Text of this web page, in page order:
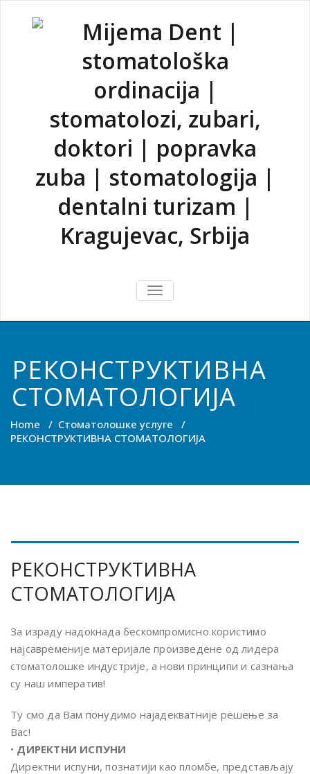
Mijema Dent
ordinacija |
stomatolozi,
doktori |
popravka
stomatologija
| dentalni
Kragujevac,
Srbija
TOGGLE
NAVIGATION
РЕКОНСТРУКТИВНА
СТОМАТОЛОГИЈА
Home / Стоматолошке услуге /
РЕКОНСТРУКТИВНА СТОМАТОЛОГИЈА
РЕКОНСТРУКТИВНА
СТОМАТОЛОГИЈА
За израду надокнада бескомпромисно користимо
најсавременије материјале произведене од лидера
стоматолошке индустрије, а нови принципи и сазнања
су наш императив!
Ту смо да Вам понудимо најадекватније решење за
Вас!
• ДИРЕКТНИ ИСПУНИ
Директни испуни, познатији као пломбе, представљају